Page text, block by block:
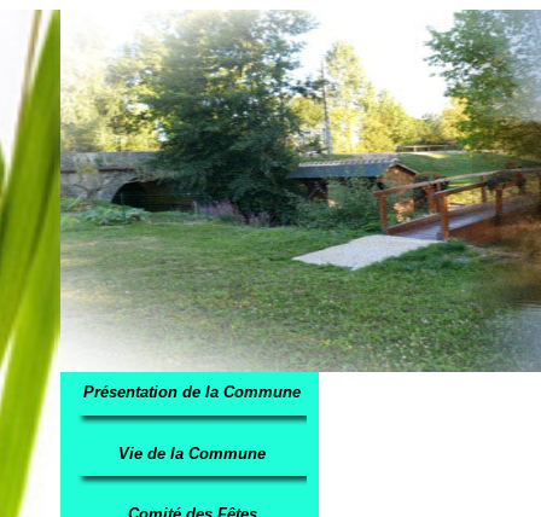
Présentation de la Commune
Vie de la Commune